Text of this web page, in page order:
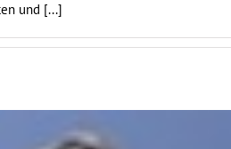
und [...]